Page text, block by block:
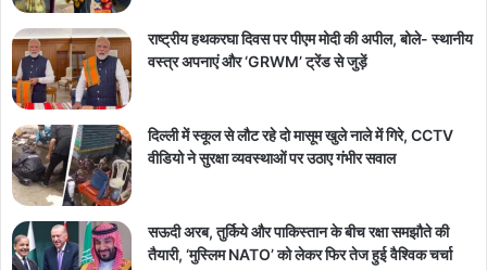
राष्ट्रीय हथकरघा दिवस पर पीएम मोदी की अपील, बोले- स्थानीय
वस्त्र अपनाएं और ‘GRWM’ ट्रेंड से जुड़ें
दिल्ली में स्कूल से लौट रहे दो मासूम खुले नाले में गिरे, CCTV
वीडियो ने सुरक्षा व्यवस्थाओं पर उठाए गंभीर सवाल
सऊदी अरब, तुर्किये और पाकिस्तान के बीच रक्षा समझौते की
तैयारी, ‘मुस्लिम NATO’ को लेकर फिर तेज हुई वैश्विक चर्चा